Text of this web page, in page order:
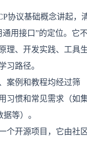
协议基础概念讲起，
用接口”的定位。它
理、开发实践、工具
习路径。
案例和教程均经过筛
习惯和常见需求（如
等）。
个开源项目，它由社